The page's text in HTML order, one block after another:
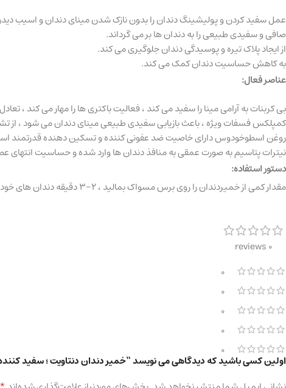
عمل سفید کردن و پولیشینگ دندان را بدون نازک شدن مینای دندان و اسیب
صافی و سفیدی طبیعی را به دندان ها بر می گرداند.
از ایجاد پلاک تیره و پوسیدگی دندان جلوگیری می کند.
به کاهش حساسیت دندان کمک می کند.
عناصر فعال:
بی کربنات به آرامی مینا را سفید می کند ، فعالیت باکتری ها را مهار می کند ،
کمپلکس فسفات ویژه ، باعث بازیابی سفیدی طبیعی مینای دندان می شود ، از
روغن اسطوخودوس دارای خاصیت ضد عفونی کننده و تسکین دهنده قدرتمند
نیترات پتاسیم به صورت عمقی به منافذ دندان ها وارد شده و حساسیت
دستور استفاده:
مقدار کمی از خمیردندان را روی برس مسواک بمالید ، 2-3 دقیقه دندان های خود را مسواک بزنید ، سپس دهان خود را کاملاً بشویید. دندانپزشکان توصیه می کنند حداقل 2 بار در روز مسواک بزنید.
0 reviews
0
0
0
0
0
اولین کسی باشید که دیدگاهی می نویسد “خمیر دندان دنتاویت ؛ سفید